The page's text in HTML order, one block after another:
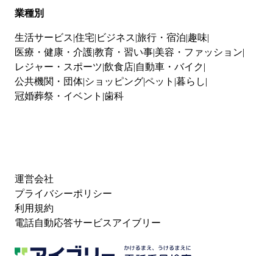
業種別
生活サービス 住宅 ビジネス 旅行・宿泊 趣味
医療・健康・介護教育・習い事 美容・ファッション
レジャー・スポーツ 飲食店 自動車・バイク
公共機関・団体 ショッピングペット 暮らし
冠婚葬祭・イベント 歯科
運営会社
プライバシーポリシー
利用規約
電話自動応答サービスアイブリー